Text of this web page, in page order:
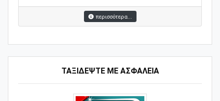
ΤΑΞΙΔΕΨΤΕ ΜΕ ΑΣΦΑΛΕΙΑ
περισσότερα...